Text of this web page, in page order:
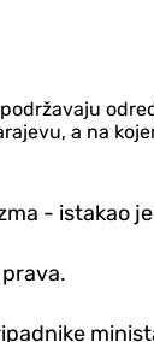
a na
- istakao